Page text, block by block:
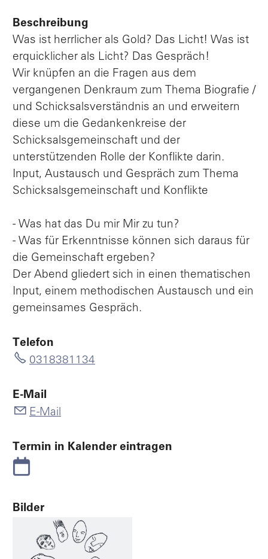
Beschreibung
Was ist herrlicher als Gold? Das Licht! Was ist
erquicklicher als Licht? Das Gespräch!
Wir knüpfen an die Fragen aus dem
vergangenen Denkraum zum Thema Biografie /
und Schicksalsverständnis an und erweitern
diese um die Gedankenkreise der
Schicksalsgemeinschaft und der
unterstützenden Rolle der Konflikte darin.
Input, Austausch und Gespräch zum Thema
Schicksalsgemeinschaft und Konflikte
- Was hat das Du mir Mir zu tun?
- Was für Erkenntnisse können sich daraus für
die Gemeinschaft ergeben?
Der Abend gliedert sich in einen thematischen
Input, einem methodischen Austausch und ein
gemeinsames Gespräch.
Telefon
0318381134
E-Mail
E-Mail
Termin in Kalender eintragen
Bilder